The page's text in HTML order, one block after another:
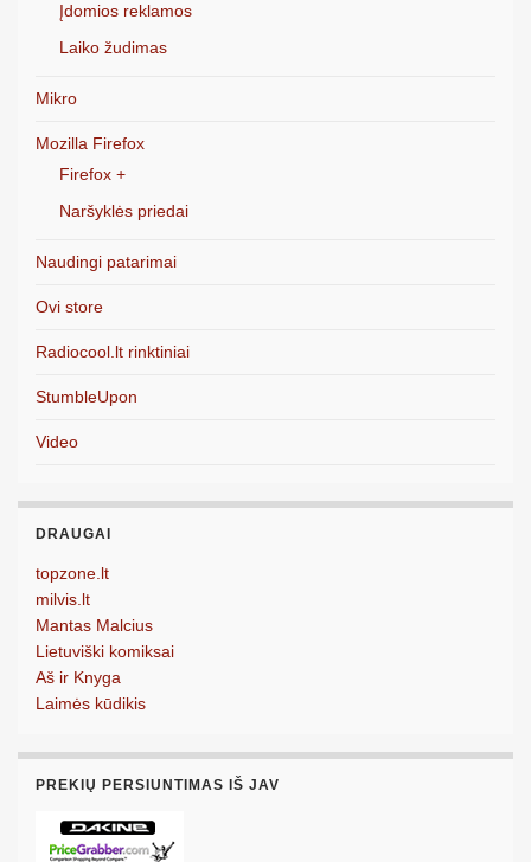
Įdomios reklamos
Laiko žudimas
Mikro
Mozilla Firefox
Firefox +
Naršyklės priedai
Naudingi patarimai
Ovi store
Radiocool.lt rinktiniai
StumbleUpon
Video
DRAUGAI
topzone.lt
milvis.lt
Mantas Malcius
Lietuviški komiksai
Aš ir Knyga
Laimės kūdikis
PREKIŲ PERSIUNTIMAS IŠ JAV